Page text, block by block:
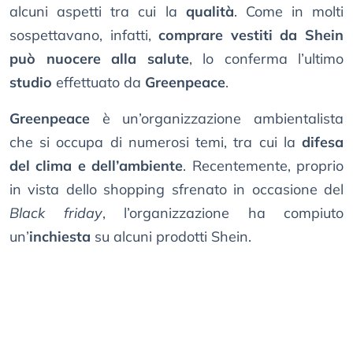
alcuni aspetti tra cui la qualità. Come in molti
sospettavano, infatti,comprare vestiti da Shein
può nuocere alla salute, lo conferma l’ultimo
studio effettuato da Greenpeace.
Greenpeace è un’organizzazione ambientalista
che si occupa di numerosi temi, tra cui la difesa
del clima e dell’ambiente. Recentemente, proprio
in vista dello shopping sfrenato in occasione del
Black friday, l’organizzazione ha compiuto
un’inchiesta su alcuni prodotti Shein.